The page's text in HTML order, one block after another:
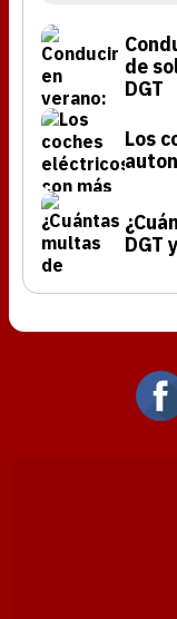
de
DGT
Los
DGT